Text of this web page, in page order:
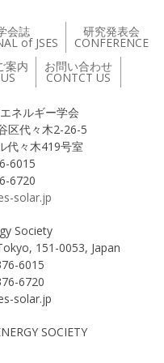
会誌
of JSES
研究発表会
CONFERENCE
案内 お問い合わせ
CONTCT US
ネルギー学会
区代々木2-26-5
419号室
6015
6720
solar.jp
Society
151-0053, Japan
6015
6720
solar.jp
SOCIETY